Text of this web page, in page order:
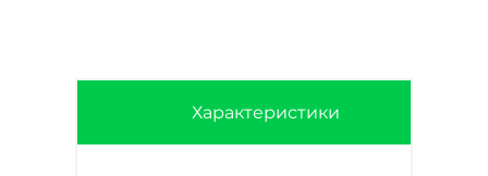
Характеристики